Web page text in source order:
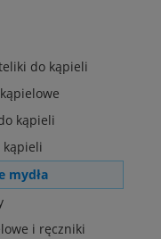
do kąpieli
kąpieli
kąpieli
mydła
i ręczniki